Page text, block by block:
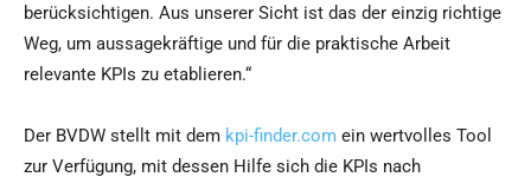
berücksichtigen. Aus unserer Sicht ist das der einzig richtige
Weg, um aussagekräftige und für die praktische Arbeit
relevante KPIs zu etablieren.“
Der BVDW stellt mit dem kpi-finder.com ein wertvolles Tool
zur Verfügung, mit dessen Hilfe sich die KPIs nach